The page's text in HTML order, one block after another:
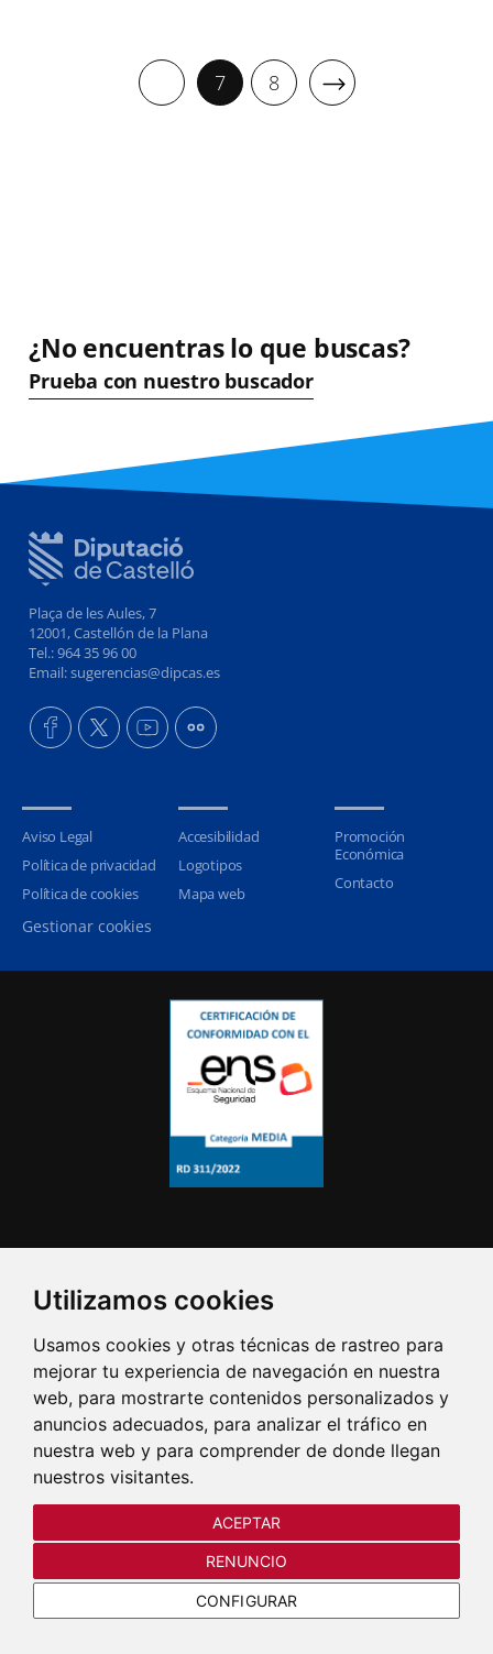
Utilizamos cookies
Usamos cookies y otras técnicas de rastreo para
mejorar tu experiencia de navegación en nuestra
web, para mostrarte contenidos personalizados y
anuncios adecuados, para analizar el tráfico en
nuestra web y para comprender de donde llegan
nuestros visitantes.
ACEPTAR
RENUNCIO
CONFIGURAR
7 8
¿No encuentras lo que buscas?
Prueba con nuestro buscador
Plaça de les Aules, 7
12001, Castellón de la Plana
Tel.: 964 35 96 00
Email: sugerencias@dipcas.es
Aviso Legal
Política de privacidad
Política de cookies
Gestionar cookies
Accesibilidad
Logotipos
Mapa web
Promoción
Económica
Contacto